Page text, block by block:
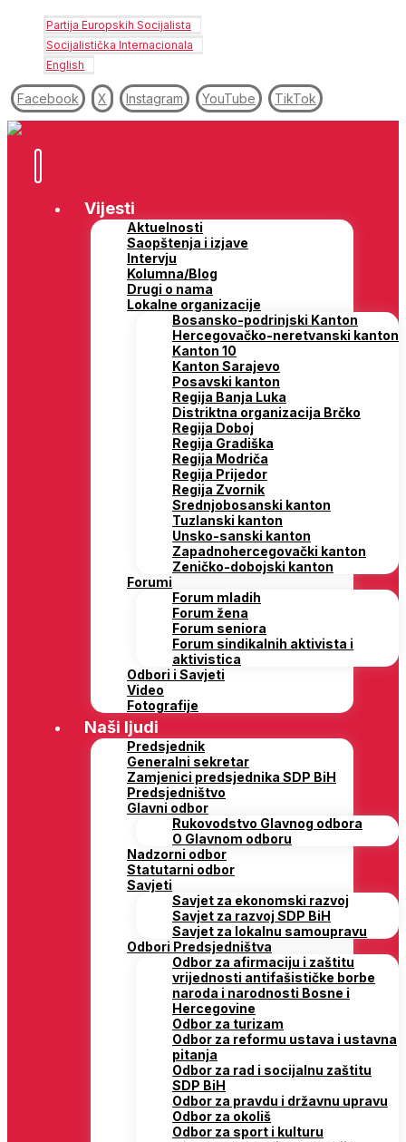
Partija Europskih Socijalista
Socijalistička Internacionala
English
Facebook X Instagram YouTube TikTok
Vijesti
Aktuelnosti
Saopštenja i izjave
Intervju
Kolumna/Blog
Drugi o nama
Lokalne organizacije
Bosansko-podrinjski Kanton
Hercegovačko-neretvanski kanton
Kanton 10
Kanton Sarajevo
Posavski kanton
Regija Banja Luka
Distriktna organizacija Brčko
Regija Doboj
Regija Gradiška
Regija Modriča
Regija Prijedor
Regija Zvornik
Srednjobosanski kanton
Tuzlanski kanton
Unsko-sanski kanton
Zapadnohercegovački kanton
Zeničko-dobojski kanton
Forumi
Forum mladih
Forum žena
Forum seniora
Forum sindikalnih aktivista i
aktivistica
Odbori i Savjeti
Video
Fotografije
Naši ljudi
Predsjednik
Generalni sekretar
Zamjenici predsjednika SDP BiH
Predsjedništvo
Glavni odbor
Rukovodstvo Glavnog odbora
O Glavnom odboru
Nadzorni odbor
Statutarni odbor
Savjeti
Savjet za ekonomski razvoj
Savjet za razvoj SDP BiH
Savjet za lokalnu samoupravu
Odbori Predsjedništva
Odbor za afirmaciju i zaštitu
vrijednosti antifašističke borbe
naroda i narodnosti Bosne i
Hercegovine
Odbor za turizam
Odbor za reformu ustava i ustavna
pitanja
Odbor za rad i socijalnu zaštitu
SDP BiH
Odbor za pravdu i državnu upravu
Odbor za okoliš
Odbor za sport i kulturu